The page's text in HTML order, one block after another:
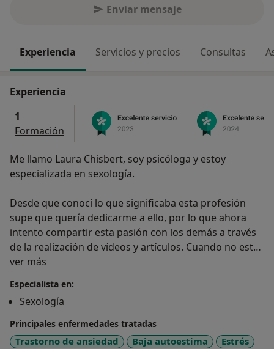
Enviar mensaje
Experiencia Servicios y precios Consultas
Experiencia
1
Formación
Me llamo Laura Chisbert, soy psicóloga y estoy
especializada en sexología.
Desde que conocí lo que significaba esta profesión
supe que quería dedicarme a ello, por lo que ahora
intento compartir esta pasión con los demás a través
de la realización de vídeos y artículos. Cuando no estoy
dedicando tiempo a la psicología, me gusta patinar y
ver más
Especialista en:
Sexología
Principales enfermedades tratadas
Trastorno de ansiedad Baja autoestima
Estrés